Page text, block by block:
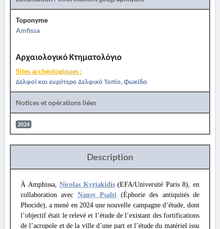
Toponyme
Amfissa
Αρχαιολογικό Κτηματολόγιο
Sites archéologiques :
Δελφοί και ευρύτερο Δελφικό Τοπίο, Φωκίδα
Notices et opérations liées
2024
Description
À Amphissa,Nicolas Kyriakidis(EFA/Université Paris 8), en
collaboration avec Nansy Psalti (Éphorie des antiquités de
Phocide), a mené en 2024 une nouvelle campagne d’étude, dont
l’objectif était le relevé et l’étude de l’existant des fortifications
de l’acropole et de la ville d’une part et l’étude du matériel issu